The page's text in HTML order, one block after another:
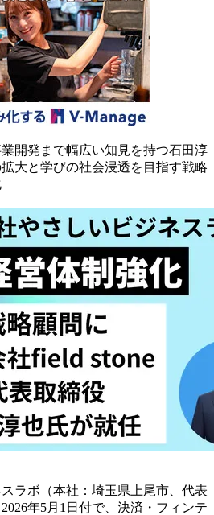
開発まで幅広い知見を持つ石田淳
大と学びの社会浸透を目指す戦略
ラボ（本社：埼玉県上尾市、代表
年5月1日付で、決済・フィンテ